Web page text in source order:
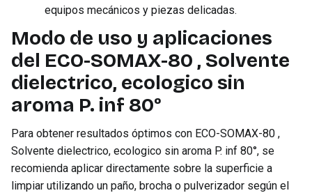
equipos mecánicos y piezas delicadas.
Modo de uso y aplicaciones
del ECO-SOMAX-80 , Solvente
dielectrico, ecologico sin
aroma P. inf 80°
Para obtener resultados óptimos con ECO-SOMAX-80 ,
Solvente dielectrico, ecologico sin aroma P. inf 80°, se
recomienda aplicar directamente sobre la superficie a
limpiar utilizando un paño, brocha o pulverizador según el